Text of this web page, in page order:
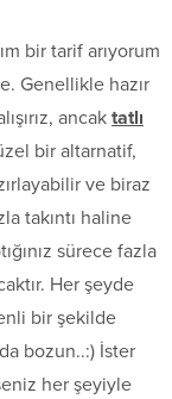
bir tarif arıyorum
Genellikle hazır
ancak tatlı
bir altarnatif,
ve biraz
takıntı haline
sürece fazla
Her şeyde
bir şekilde
bozun..:) İster
her şeyiyle